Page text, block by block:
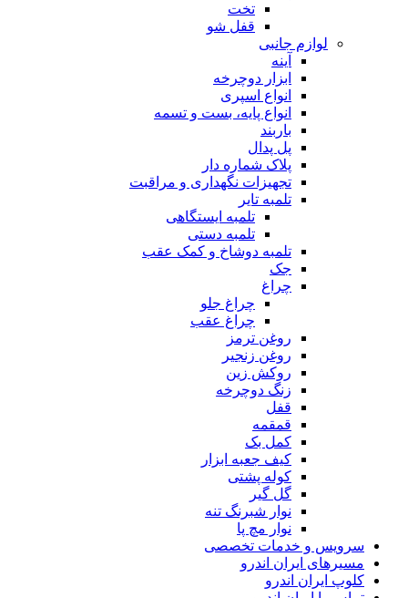
تخت
قفل شو
لوازم جانبی
آینه
ابزار دوچرخه
انواع اسپری
انواع پایه، بست و تسمه
باربند
پل پدال
پلاک شماره دار
تجهیزات نگهداری و مراقبت
تلمبه تایر
تلمبه ایستگاهی
تلمبه دستی
تلمبه دوشاخ و کمک عقب
جک
چراغ
چراغ جلو
چراغ عقب
روغن ترمز
روغن زنجیر
روکش زین
زنگ دوچرخه
قفل
قمقمه
کمل بک
کیف جعبه ابزار
کوله پشتی
گل گیر
نوار شبرنگ تنه
نوار مچ پا
سرویس و خدمات تخصصی
مسیرهای ایران اندرو
کلوپ ایران اندرو